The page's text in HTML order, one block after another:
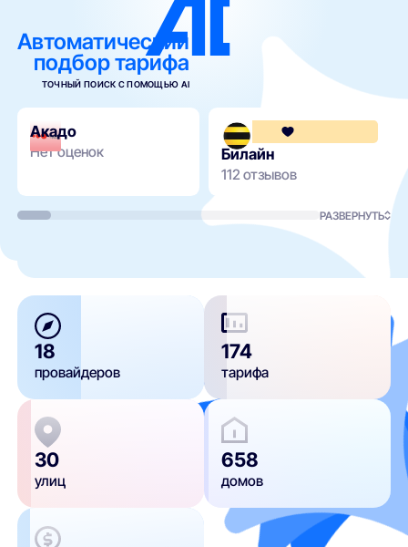
Автоматический
подбор тарифа
ТОЧНЫЙ ПОИСК С ПОМОЩЬЮ AI
Акадо
Нет оценок Билайн
112 отзывов
РАЗВЕРНУТЬ
18
провайдеров
174
тарифа
30
улиц
658
домов